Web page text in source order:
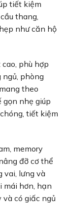
tiết kiệm
thang,
như căn hộ
phù hợp
ngủ, phòng
theo
gọn nhẹ giúp
tiết kiệm
memory
đỡ cơ thể
vai, lưng và
mái hơn, hạn
có giấc ngủ